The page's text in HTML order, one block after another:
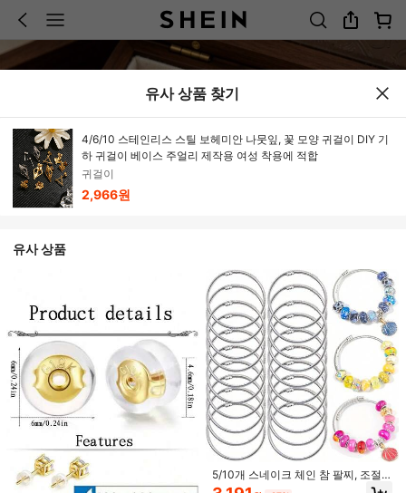
1/11
2,966원
유사 상품 찾기
4/6/10 스테인리스 스틸 보헤미안 나뭇잎, 꽃 모양 귀걸이 DIY 기
하 귀걸이 베이스 주얼리 제작용 여성 착용에 적합
귀걸이
2,966원
유사 상품
5/10개 스네이크 체인 참 팔찌, 조절
가능한 스네이크 모양 여자아이용 팔